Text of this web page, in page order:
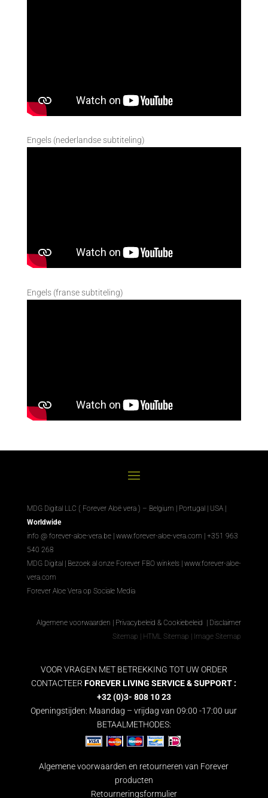
Engels (nederlandse subtiteling)
Engels (franse subtiteling)
MDG Digital LLC ( Forever Aloë vera ) – Belgium | Portugal | USA |
Worldwide
info @ forever-aloe-vera.be | www.forever-aloe-vera.com | +351 963
540 268
MDG Digital| Bezoek al onze Forever FBO winkels| www.forever-aloe-
vera.com
Forever Aloe Vera op Sociale Media
Algemene voorwaarden | Privacybeleid & Cookiebeleid | Disclaimer
Sitemap | HTML Sitemap | Image Sitemap
VOOR VRAGEN MET BETREKKING TOT UW ORDER
CONTACTEERFOREVER LIVING SERVICE & SUPPORT :
+32 (0)3- 808 10 23
Openingstijden: Maandag – vrijdag van 09:00 -17:00 uur
BETAALMETHODES:
Algemene voorwaarden en retourneren van Forever
producten
Retourneringsformulier